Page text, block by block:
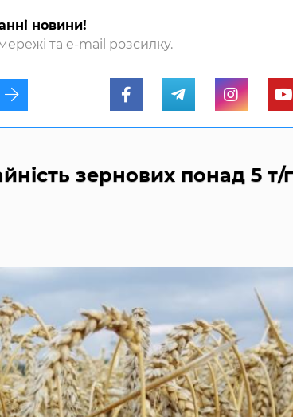
новини!
та e-mail розсилку.
зернових понад 5 т/